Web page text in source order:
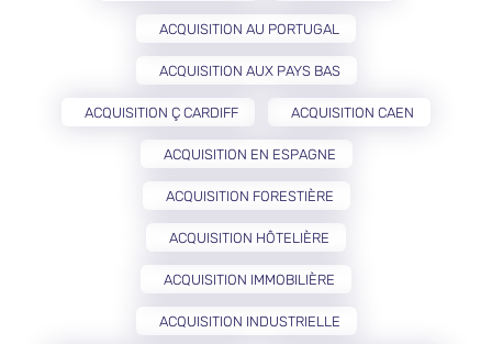
ACQUISITION AU PORTUGAL
ACQUISITION AUX PAYS BAS
ACQUISITION Ç CARDIFF ACQUISITION CAEN
ACQUISITION EN ESPAGNE
ACQUISITION FORESTIÈRE
ACQUISITION HÔTELIÈRE
ACQUISITION IMMOBILIÈRE
ACQUISITION INDUSTRIELLE